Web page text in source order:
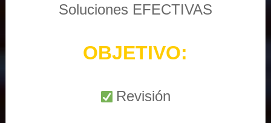
Soluciones EFECTIVAS
OBJETIVO:
Revisión